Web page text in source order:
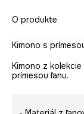
O produkte
Kimono s
Kimono z
prímesou ľanu.